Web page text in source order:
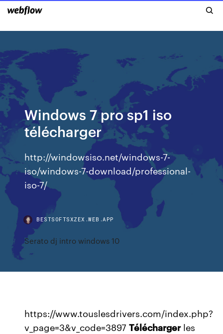
Windows 7 pro sp1 iso
télécharger
http://windowsiso.net/windows-7-
iso/windows-7-download/professional-
iso-7/
BESTSOFTSXZEX.WEB.APP
Serato dj intro windows 10
https://www.touslesdrivers.com/index.php?
v_page=3&v_code=3897Téléchargerles